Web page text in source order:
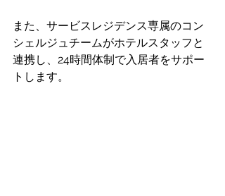
また、サービスレジデンス専属のコン
シェルジュチームがホテルスタッフと
連携し、24時間体制で入居者をサポー
トします。